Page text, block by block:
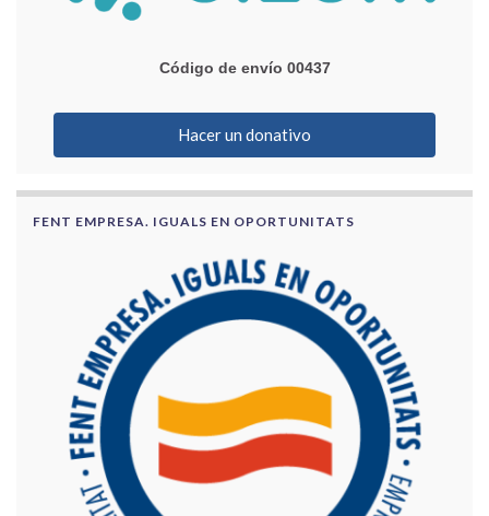
Código de envío 00437
Hacer un donativo
FENT EMPRESA. IGUALS EN OPORTUNITATS